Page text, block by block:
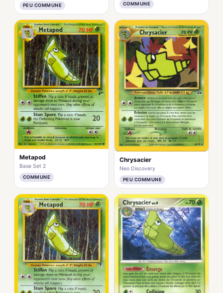
PEU COMMUNE COMMUNE
Metapod
Base Set 2
COMMUNE
Chrysacier
Neo Discovery
PEU COMMUNE